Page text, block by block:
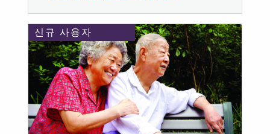
신규 사용자